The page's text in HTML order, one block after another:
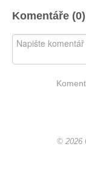
Komentáře (0)
© 2026